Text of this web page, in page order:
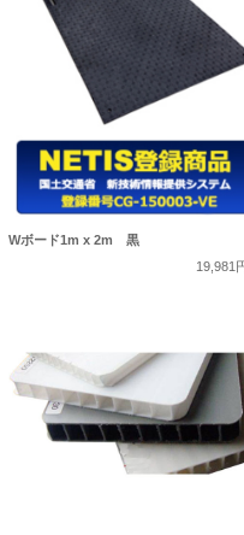
Wボード1m x 2m 黒
19,981